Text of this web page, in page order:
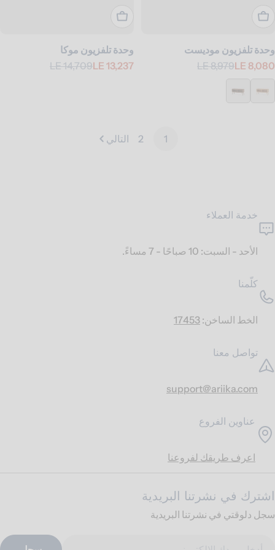
اعرض االخيارات
وحدة تلفزيون موديست
سعر
LE 8,080
السعر
LE 8,979
أضف إلى عربة التسوق
وحدة تلفزيون موكا
سعر
LE 13,237
السعر
LE 14,709
1
2 التالي
خدمة العملاء
الأحد - السبت: 10 صباحًا - 7 مساءً.
كلّمنا
الخط الساخن: 17453
تواصل معنا
support@ariika.com
عناوين الفروع
اعرف طريقك لفروعنا
اشترك في نشرتنا البريدية
سجل دلوقتي في نشرتنا البريدية